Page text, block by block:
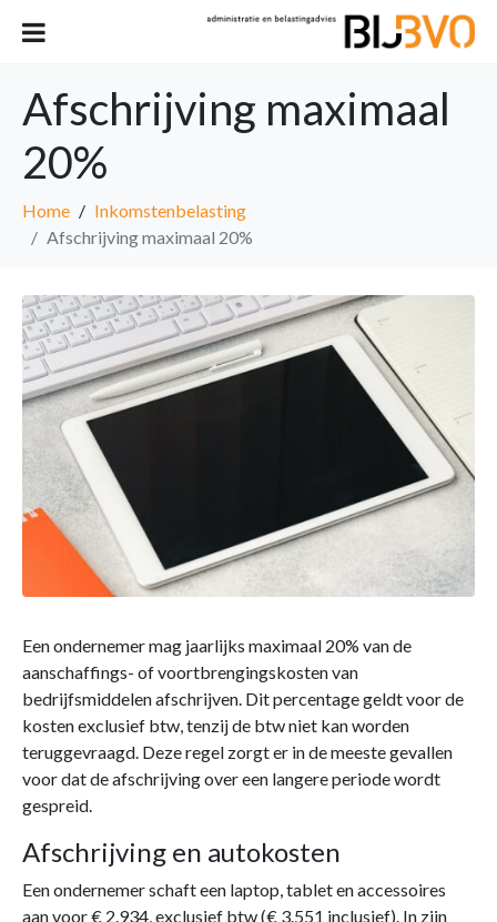
Afschrijving maximaal
20%
Home
Inkomstenbelasting
Afschrijving maximaal 20%
Een ondernemer mag jaarlijks maximaal 20% van de
aanschaffings- of voortbrengingskosten van
bedrijfsmiddelen afschrijven. Dit percentage geldt voor de
kosten exclusief btw, tenzij de btw niet kan worden
teruggevraagd. Deze regel zorgt er in de meeste gevallen
voor dat de afschrijving over een langere periode wordt
gespreid.
Afschrijving en autokosten
Een ondernemer schaft een laptop, tablet en accessoires
aan voor € 2.934, exclusief btw (€ 3.551 inclusief). In zijn